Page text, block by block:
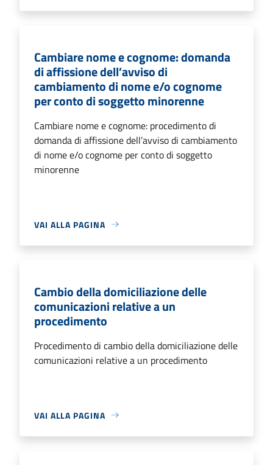
Cambiare nome e cognome: domanda
di affissione dell’avviso di
cambiamento di nome e/o cognome
per conto di soggetto minorenne
Cambiare nome e cognome: procedimento di
domanda di affissione dell’avviso di cambiamento
di nome e/o cognome per conto di soggetto
minorenne
VAI ALLA PAGINA
Cambio della domiciliazione delle
comunicazioni relative a un
procedimento
Procedimento di cambio della domiciliazione delle
comunicazioni relative a un procedimento
VAI ALLA PAGINA